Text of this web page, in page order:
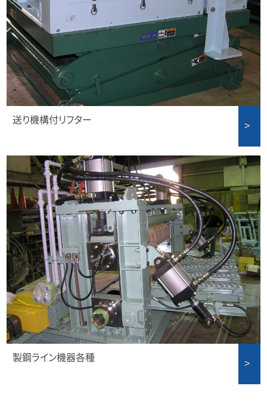
送り機構付リフター
製鋼ライン機器各種